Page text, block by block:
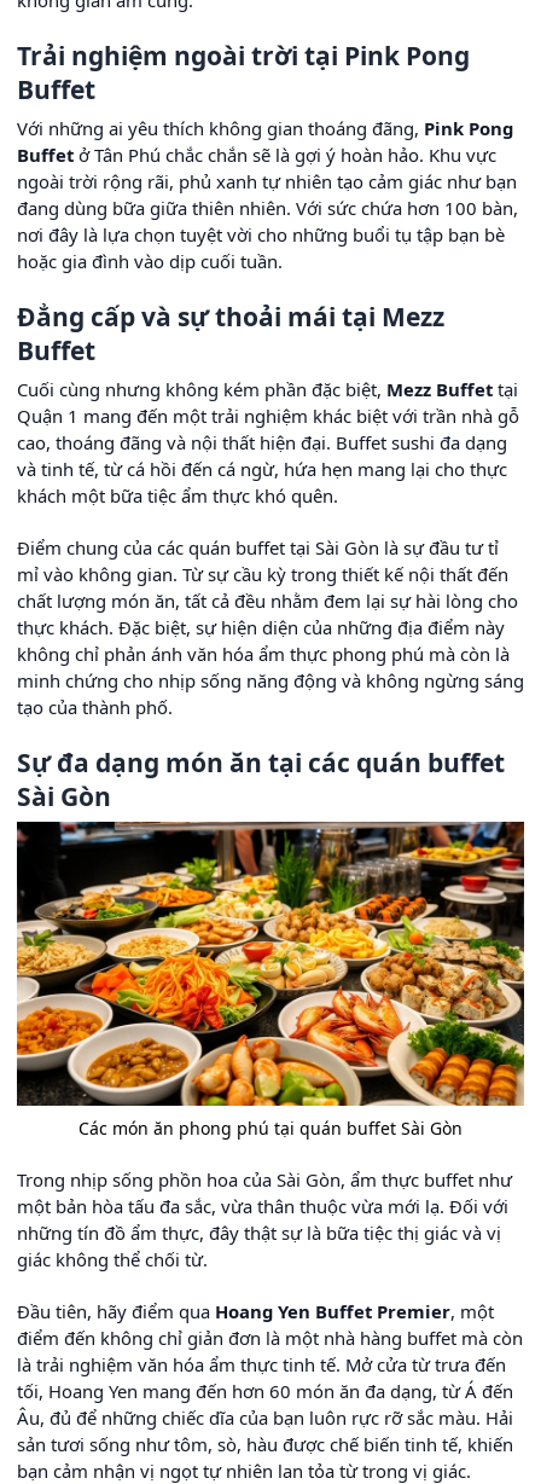
Trải nghiệm ngoài trời tại Pink Pong
Buffet
Với những ai yêu thích không gian thoáng đãng, Pink Pong
Buffet ở Tân Phú chắc chắn sẽ là gợi ý hoàn hảo. Khu vực
ngoài trời rộng rãi, phủ xanh tự nhiên tạo cảm giác như bạn
đang dùng bữa giữa thiên nhiên. Với sức chứa hơn 100 bàn,
nơi đây là lựa chọn tuyệt vời cho những buổi tụ tập bạn bè
hoặc gia đình vào dịp cuối tuần.
Đẳng cấp và sự thoải mái tại Mezz
Buffet
Cuối cùng nhưng không kém phần đặc biệt, Mezz Buffet tại
Quận 1 mang đến một trải nghiệm khác biệt với trần nhà gỗ
cao, thoáng đãng và nội thất hiện đại. Buffet sushi đa dạng
và tinh tế, từ cá hồi đến cá ngừ, hứa hẹn mang lại cho thực
khách một bữa tiệc ẩm thực khó quên.
Điểm chung của các quán buffet tại Sài Gòn là sự đầu tư tỉ
mỉ vào không gian. Từ sự cầu kỳ trong thiết kế nội thất đến
chất lượng món ăn, tất cả đều nhằm đem lại sự hài lòng cho
thực khách. Đặc biệt, sự hiện diện của những địa điểm này
không chỉ phản ánh văn hóa ẩm thực phong phú mà còn là
minh chứng cho nhịp sống năng động và không ngừng sáng
tạo của thành phố.
Sự đa dạng món ăn tại các quán buffet
Sài Gòn
Các món ăn phong phú tại quán buffet Sài Gòn
Trong nhịp sống phồn hoa của Sài Gòn, ẩm thực buffet như
một bản hòa tấu đa sắc, vừa thân thuộc vừa mới lạ. Đối với
những tín đồ ẩm thực, đây thật sự là bữa tiệc thị giác và vị
giác không thể chối từ.
Đầu tiên, hãy điểm qua Hoang Yen Buffet Premier, một
điểm đến không chỉ giản đơn là một nhà hàng buffet mà còn
là trải nghiệm văn hóa ẩm thực tinh tế. Mở cửa từ trưa đến
tối, Hoang Yen mang đến hơn 60 món ăn đa dạng, từ Á đến
Âu, đủ để những chiếc dĩa của bạn luôn rực rỡ sắc màu. Hải
sản tươi sống như tôm, sò, hàu được chế biến tinh tế, khiến
bạn cảm nhận vị ngọt tự nhiên lan tỏa từ trong vị giác.